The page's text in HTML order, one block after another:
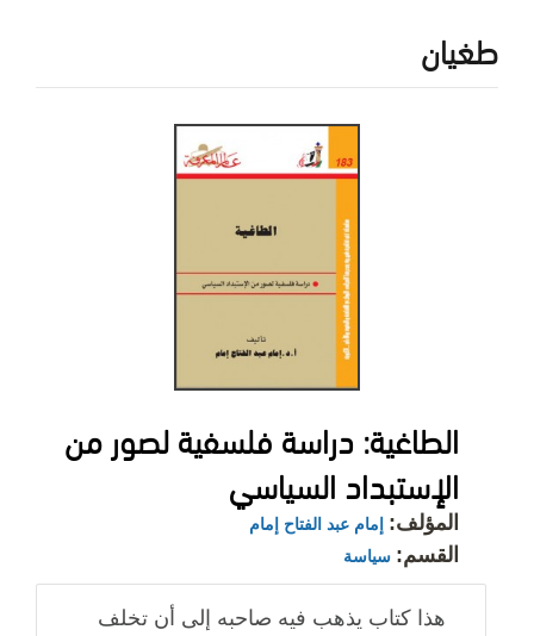
طغيان
الطاغية: دراسة فلسفية لصور من
الإستبداد السياسي
المؤلف: إمام عبد الفتاح إمام
القسم: سياسة
هذا كتاب يذهب فيه صاحبه إلى أن تخلف